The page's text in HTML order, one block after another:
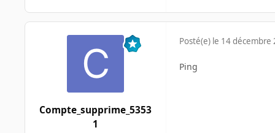
Compte_supprime_5353
1
Posté(e) le 14 décembre
Ping